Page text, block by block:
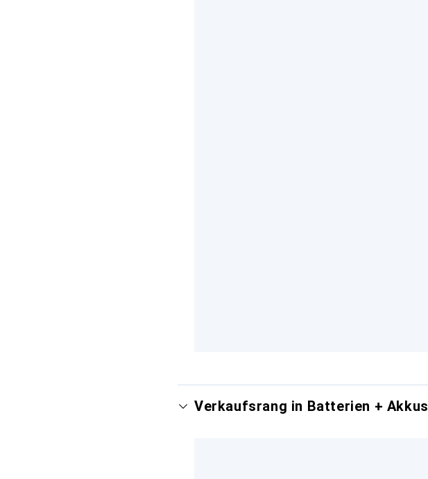
Verkaufsrang in Batterien + Akkus